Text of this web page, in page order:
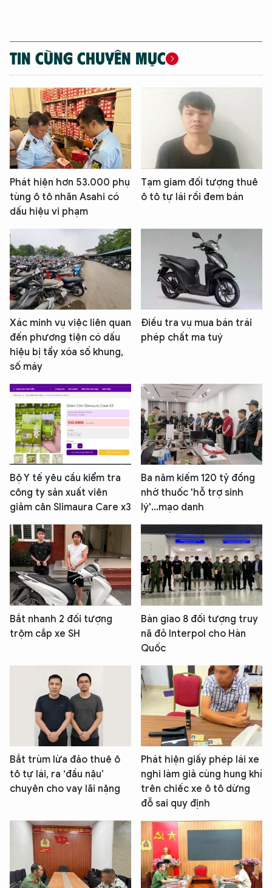
TIN CÙNG CHUYÊN MỤC
Phát hiện hơn 53.000 phụ
tùng ô tô nhãn Asahi có
dấu hiệu vi phạm
Tạm giam đối tượng thuê
ô tô tự lái rồi đem bán
Xác minh vụ việc liên quan
đến phương tiện có dấu
hiệu bị tẩy xóa số khung,
số máy
Điều tra vụ mua bán trái
phép chất ma tuý
Bộ Y tế yêu cầu kiểm tra
công ty sản xuất viên
giảm cân Slimaura Care x3
Ba năm kiếm 120 tỷ đồng
nhờ thuốc 'hỗ trợ sinh
lý'...mạo danh
Bắt nhanh 2 đối tượng
trộm cắp xe SH
Bàn giao 8 đối tượng truy
nã đỏ Interpol cho Hàn
Quốc
Bắt trùm lừa đảo thuê ô
tô tự lái, ra ‘đầu nậu’
chuyên cho vay lãi nặng
Phát hiện giấy phép lái xe
nghi làm giả cùng hung khí
trên chiếc xe ô tô dừng
đỗ sai quy định
XIN CHÀO,
TÔI LÀ CHATBOT CỦA
Hãy hỏi tôi bất kỳ điều gì bạn cần biết về
An Ninh Thủ Đô nhé. Tôi sẵn sàng hỗ trợ!